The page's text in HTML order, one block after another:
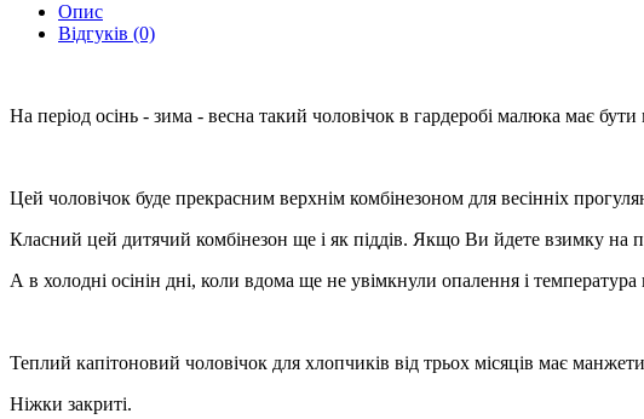
Опис
Відгуків (0)
На період осінь - зима - весна такий чоловічок в гардеробі малюка має
Цей чоловічок буде прекрасним верхнім комбінезоном для весінніх
Класний цей дитячий комбінезон ще і як піддів. Якщо Ви йдете взимку на
А в холодні осінін дні, коли вдома ще не увімкнули опалення і
Теплий капітоновий чоловічок для хлопчиків від трьох місяців має
Ніжки закриті.